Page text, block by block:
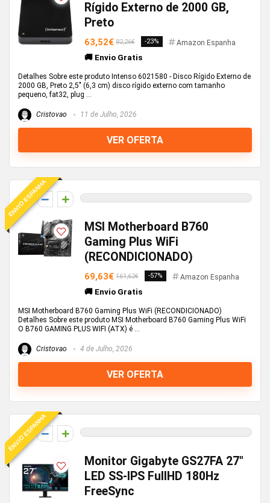
Rígido Externo de 2000 GB,
Preto
63,52€ 82,26€ -23% Amazon Espanha
🚚 Envio Gratis
Detalhes Sobre este produto Intenso 6021580 - Disco Rígido Externo de
2000 GB, Preto 2,5" (6,3 cm) disco rígido externo com tamanho
pequeno, fat32, plug ...
Cristovao 11 de Julho, 2026
VER OFERTA
ENVIO ESPANHA
0
MSI Motherboard B760
Gaming Plus WiFi
(RECONDICIONADO)
69,63€ 161,62€ -57% Amazon Espanha
🚚 Envio Gratis
MSI Motherboard B760 Gaming Plus WiFi (RECONDICIONADO)
Detalhes Sobre este produto MSI Motherboard B760 Gaming Plus WiFi
O B760 GAMING PLUS WIFI (ATX) é ...
Cristovao 4 de Julho, 2026
VER OFERTA
ENVIO ESPANHA
0
Monitor Gigabyte GS27FA 27″
LED SS-IPS FullHD 180Hz
FreeSync